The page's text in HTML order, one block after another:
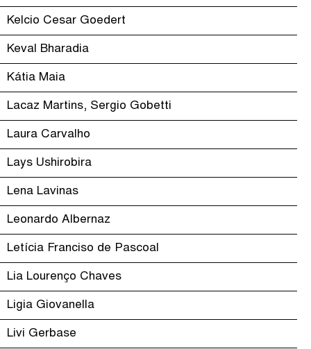
Kelcio Cesar Goedert
Keval Bharadia
Kátia Maia
Lacaz Martins, Sergio Gobetti
Laura Carvalho
Lays Ushirobira
Lena Lavinas
Leonardo Albernaz
Letícia Franciso de Pascoal
Lia Lourenço Chaves
Ligia Giovanella
Livi Gerbase